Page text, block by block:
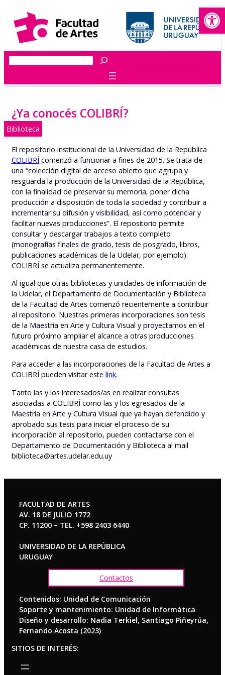
contenido
Buscar
¿Ya conocés COLIBRÍ?
Biblioteca
El repositorio institucional de la Universidad de la República
COLIBRÍ comenzó a funcionar a fines de 2015. Se trata de
una “colección digital de acceso abierto que agrupa y
resguarda la producción de la Universidad de la República,
con la finalidad de preservar su memoria, poner dicha
producción a disposición de toda la sociedad y contribuir a
incrementar su difusión y visibilidad, así como potenciar y
facilitar nuevas producciones”. El repositorio permite
consultar y descargar trabajos a texto completo
(monografías finales de grado, tesis de posgrado, libros,
publicaciones académicas de la Udelar, por ejemplo).
COLIBRÍ se actualiza permanentemente.
Al igual que otras bibliotecas y unidades de información de
la Udelar, el Departamento de Documentación y Biblioteca
de la Facultad de Artes comenzó recientemente a contribuir
al repositorio. Nuestras primeras incorporaciones son tesis
de la Maestría en Arte y Cultura Visual y proyectamos en el
futuro próximo ampliar el alcance a otras producciones
académicas de nuestra casa de estudios.
Para acceder a las incorporaciones de la Facultad de Artes a
COLIBRÍ pueden visitar este link.
Tanto las y los interesados/as en realizar consultas
asociadas a COLIBRÍ como las y los egresados de la
Maestría en Arte y Cultura Visual que ya hayan defendido y
aprobado sus tesis para iniciar el proceso de su
incorporación al repositorio, pueden contactarse con el
Departamento de Documentación y Biblioteca al mail
biblioteca@artes.udelar.edu.uy
FACULTAD DE ARTES
AV. 18 DE JULIO 1772
CP. 11200 – TEL. +598 2403 6440
UNIVERSIDAD DE LA REPÚBLICA
URUGUAY
Contactos
Contenidos: Unidad de Comunicación
Soporte y mantenimiento: Unidad de Informática
Diseño y desarrollo: Nadia Terkiel, Santiago Piñeyrúa,
Fernando Acosta (2023)
SITIOS DE INTERÉS: